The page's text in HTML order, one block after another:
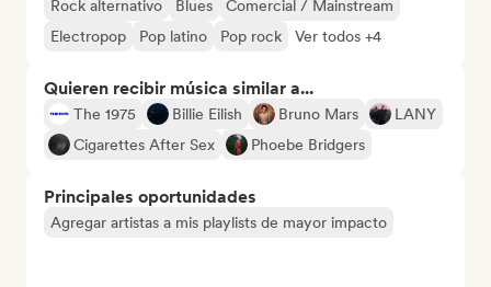
Rock alternativo Blues
Comercial / Mainstream
Electropop
Pop latino Pop rock Ver todos +4
Quieren recibir música similar a...
The 1975 Billie Eilish Bruno Mars
LANY
Cigarettes After Sex
Phoebe Bridgers
Principales oportunidades
Agregar artistas a mis playlists de mayor impacto